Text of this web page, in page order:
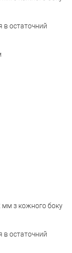
в остаточний
мм з кожного боку
в остаточний